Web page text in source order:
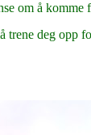
om å komme
trene deg opp